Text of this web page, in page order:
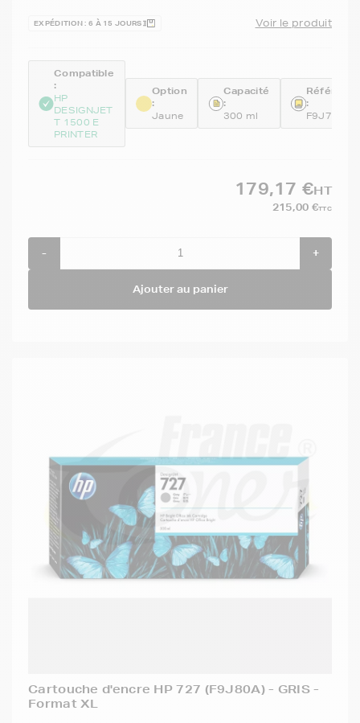
EXPÉDITION : 6 À 15 JOURS Voir le produit
Compatible
:
HP
DESIGNJET
T 1500 E
PRINTER
Option
:
Jaune
Capacité
:
300 ml
:
F9J78A
179,17 €HT
215,00 €TTC
- +
Ajouter au panier
Cartouche d'encre HP 727 (F9J80A) - GRIS -
Format XL